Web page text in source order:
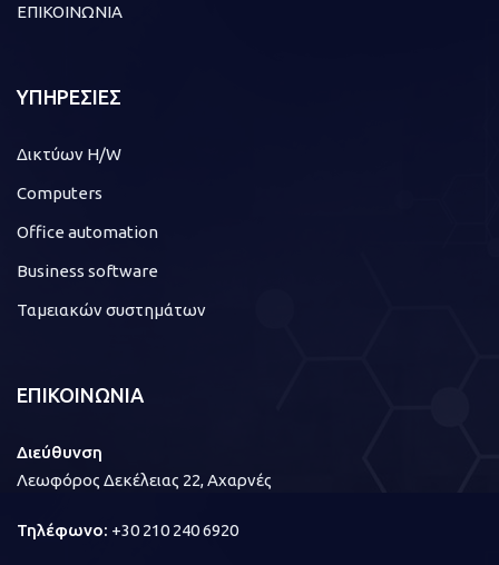
ΕΠΙΚΟΙΝΩΝΙΑ
ΥΠΗΡΕΣΙΕΣ
Δικτύων H/W
Computers
Office automation
Business software
Ταμειακών συστημάτων
ΕΠΙΚΟΙΝΩΝΙΑ
Διεύθυνση
Λεωφόρος Δεκέλειας 22, Αχαρνές
Τηλέφωνο: +30 210 240 6920